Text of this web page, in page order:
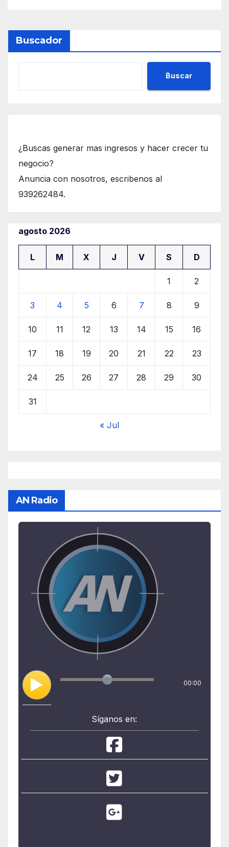
Buscador
Buscar
¿Buscas generar mas ingresos y hacer crecer tu
negocio?
Anuncia con nosotros, escribenos al
939262484.
agosto 2026
L M X J V S D
1 2
3 4 5 6 7 8 9
10 11 12 13 14 15 16
17 18 19 20 21 22 23
24 25 26 27 28 29 30
31
« Jul
AN Radio
00:00
Síganos en: